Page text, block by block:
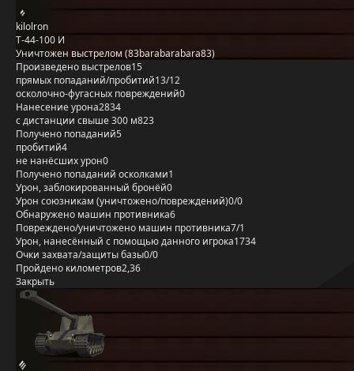
kilolron
Т-44-100 И
Уничтожен выстрелом (83barabarabara83)
Произведено выстрелов15
прямых попаданий/пробитий13/12
осколочно-фугасных повреждений0
Нанесение урона2834
с дистанции свыше 300 м823
Получено попаданий5
пробитий4
не нанёсших урон0
Получено попаданий осколками1
Урон, заблокированный бронёй0
Урон союзникам (уничтожено/повреждений)0/0
Обнаружено машин противника6
Повреждено/уничтожено машин противника7/1
Урон, нанесённый с помощью данного игрока1734
Очки захвата/защиты базы0/0
Пройдено километров2,36
Закрыть